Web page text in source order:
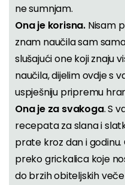
ne sumnjam.
Ona je korisna. Nisam
znam naučila sam
slušajući one koji znaju
naučila, dijelim ovdje s
uspješniju pripremu
Ona je za svakoga. S
recepata za slana i
prate kroz dan i
preko grickalica koje
do brzih obiteljskih